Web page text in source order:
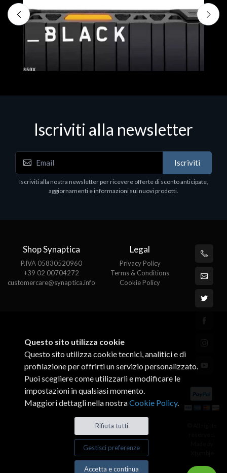
WD_BLACK SN850X NVMe SSD
WDBB9H0020BNC - SSD - 2 TB - interno - M.2
2280 - PCIe 4.0 (NVMe) - dissipatore integrato -
nero
Iscriviti alla newsletter
Iscriviti
Iscriviti alla nostra newsletter per ricevere offerte di sconto anticipate,
aggiornamenti e informazioni sui nuovi prodotti.
Shop Synaptica
P.IVA 05830520960
+39 02 00704272
customercare@synaptica.info
Legal
Privacy Policy
Terms & Conditions
Cookie Policy
Questo sito utilizza cookie
Questo sito utilizza cookie tecnici, analitici e di
profilazione per offrirti un servizio personalizzato.
Puoi scegliere come utilizzarli e modificare le
impostazioni in qualsiasi momento.
Maggiori dettagli nella nostraCookie Policy.
Rifiuta tutti
Gestisci preferenze
Accetta e continua